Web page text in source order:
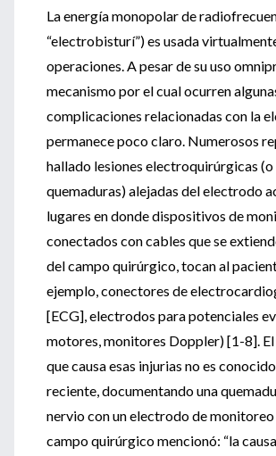
La energía monopolar de
“electrobisturí”) es usada
operaciones. A pesar de su uso
mecanismo por el cual ocurren
complicaciones relacionadas con la
permanece poco claro. Numerosos
hallado lesiones electroquirúrgicas (o
quemaduras) alejadas del electrodo
lugares en donde dispositivos de
conectados con cables que se
del campo quirúrgico, tocan al
ejemplo, conectores de
[ECG], electrodos para potenciales
motores, monitores Doppler) [1-8].
que causa esas injurias no es
reciente, documentando una
nervio con un electrodo de
campo quirúrgico mencionó: “la